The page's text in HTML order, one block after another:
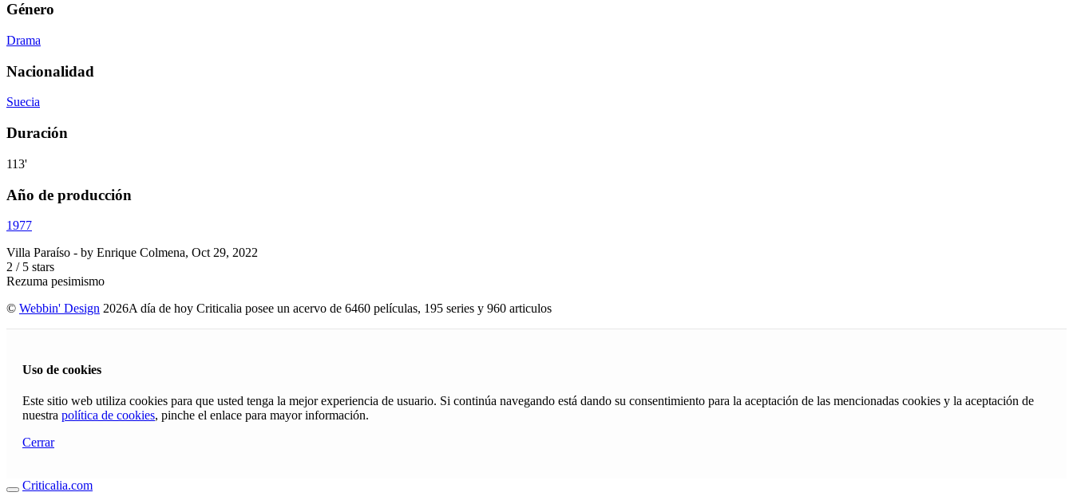
Género
Drama
Nacionalidad
Suecia
Duración
113'
Año de producción
1977
Villa Paraíso - by Enrique Colmena, Oct 29, 2022
2 / 5 stars
Rezuma pesimismo
© Webbin' Design 2026A día de hoy Criticalia posee un acervo de 6460 películas, 195 series y 960 articulos
Uso de cookies
Este sitio web utiliza cookies para que usted tenga la mejor experiencia de usuario. Si continúa navegando está dando su consentimiento para la aceptación de las mencionadas cookies y la aceptación de
nuestra política de cookies, pinche el enlace para mayor información.
Cerrar
Criticalia.com